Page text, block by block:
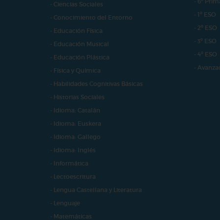
- Ciencias Sociales
- Conocimiento del Entorno
- Educación Física
- Educación Musical
- Educación Plástica
- Física y Química
- Habilidades Cognitivas Básicas
- Historias Sociales
- Idioma: Catalán
- Idioma: Euskera
- Idioma: Gallego
- Idioma: Inglés
- Informática
- Lectoescritura
- Lengua Castellana y Literatura
- Lenguaje
- Matemáticas
- 1º ESO
- 2º ESO
- 3º ESO
- 4º ESO
-